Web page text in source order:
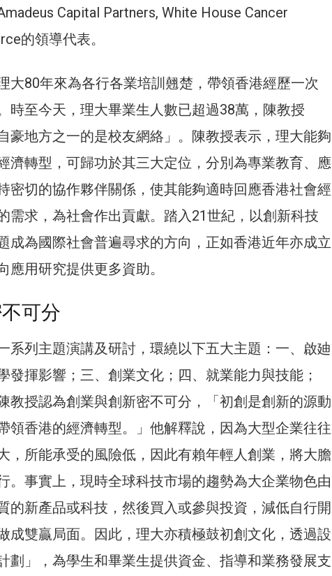
Capital Partners, White House Cancer
的領導代表。
大80年來為各行各業培訓翹楚，帶領香港經歷一次
時至今天，理大畢業生人數已超過38萬，陳教授
豪地方之一的是校友網絡」。陳教授表示，理大能夠
濟轉型，可歸功於其三大定位，分別為專業教育、應
密切的協作夥伴關係，使其能夠適時回應香港社會經
需求，為社會作出貢獻。踏入21世紀，以創新科技
成為國際社會普遍尋求的方向，正如香港近年亦成立
應用研究提供更多資助。
可分
系列主題演講及研討，環繞以下五大主題：一、啟廸
發揮影響；三、創業文化；四、就業能力與技能；
教授認為創業與創新密不可分，「初創是創新的源動
領香港的經濟轉型。」他解釋說，因為大型企業往往
，所能承受的風險低，因此有賴年輕人創業，將大膽
。事實上，現時全球科技市場的趨勢為大企業物色由
的新產品或科技，然後買入或參與投資，減低自行開
成雙贏局面。因此，理大亦積極鼓初創文化，透過設
劃」，為學生和畢業生提供資金、指導和業務發展支